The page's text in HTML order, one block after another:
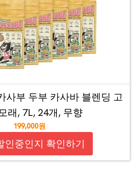
사부 두부 카사바 블렌딩 고
래, 7L, 24개, 무향
199,000원
인중인지 확인하기